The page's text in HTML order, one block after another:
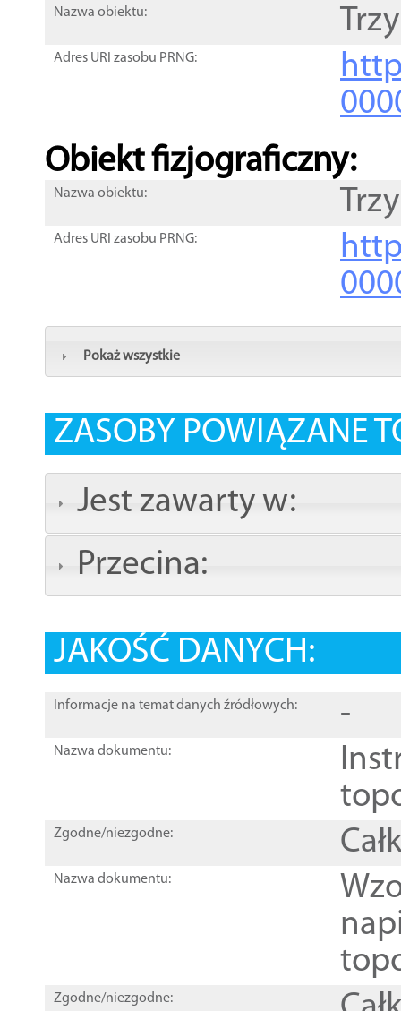
Nazwa obiektu:
Adres URI zasobu PRNG:
Obiekt fizjograficzny:
Nazwa obiektu:
Adres URI zasobu PRNG:
Pokaż wszystkie
ZASOBY POWIĄZANE
Jest zawarty w:
Przecina:
JAKOŚĆ DANYCH:
Informacje na temat danych źródłowych: -
Nazwa dokumentu:
Zgodne/niezgodne:
Nazwa dokumentu:
Zgodne/niezgodne: